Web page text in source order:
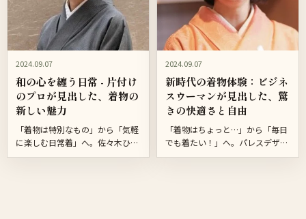
2024.09.07
和の心を纏う日常 - 片付け
のプロが見出した、着物の
新しい魅力
「着物は特別なもの」から「気軽
に楽しむ日常着」へ。佐々木ひろ
みさんが語る、驚きの着物体験 桜
2024.09.07
新時代の着物体験：ビジネ
スウーマンが見出した、驚
きの快適さと自由
「着物はちょっと…」から「毎日
でも着たい！」へ。パレスデザイ
ン株式会社 千葉洋子さんが語る、